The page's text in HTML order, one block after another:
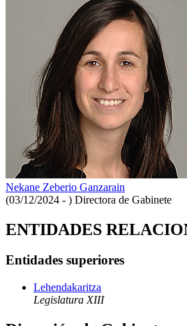
Nekane Zeberio Ganzarain
(03/12/2024 - ) Directora de Gabinete
ENTIDADES
Entidades superiores
Lehendakaritza
Legislatura XIII